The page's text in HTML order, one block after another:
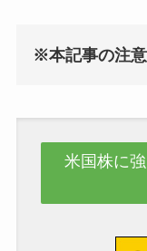
※本記事の注
米国株に